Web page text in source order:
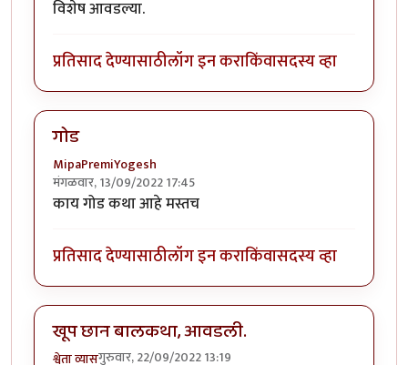
विशेष आवडल्या.
प्रतिसाद देण्यासाठीलॉग इन कराकिंवासदस्य व्हा
गोड
MipaPremiYogesh
मंगळवार, 13/09/2022 17:45
काय गोड कथा आहे मस्तच
प्रतिसाद देण्यासाठीलॉग इन कराकिंवासदस्य व्हा
खूप छान बालकथा, आवडली.
श्वेता व्यासगुरुवार, 22/09/2022 13:19